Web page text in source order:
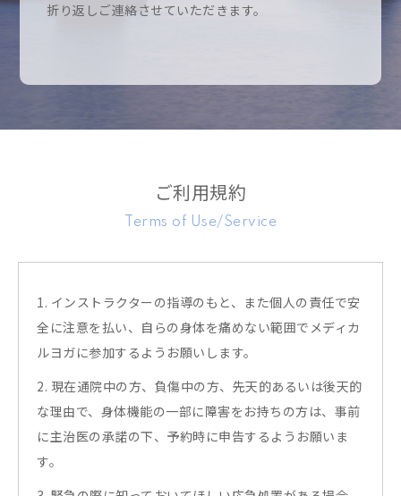
折り返しご連絡させていただきます。
ご利用規約
Terms of Use/Service
1. インストラクターの指導のもと、また個人の責任で安
全に注意を払い、自らの身体を痛めない範囲でメディカ
ルヨガに参加するようお願いします。
2. 現在通院中の方、負傷中の方、先天的あるいは後天的
な理由で、身体機能の一部に障害をお持ちの方は、事前
に主治医の承諾の下、予約時に申告するようお願いま
す。